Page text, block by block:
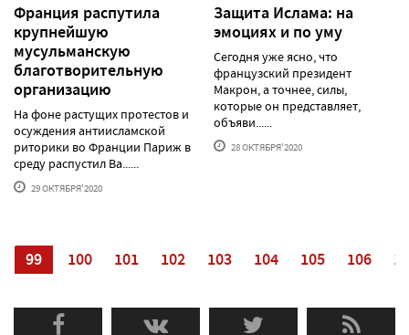
Франция распутила
крупнейшую
мусульманскую
благотворительную
организацию
На фоне растущих протестов и
осуждения антиисламской
риторики во Франции Париж в
среду распустил Ba......
29 ОКТЯБРЯ'2020
Защита Ислама: на
эмоциях и по уму
Сегодня уже ясно, что
французский президент
Макрон, а точнее, силы,
которые он представляет,
объяви......
28 ОКТЯБРЯ'2020
99 100 101 102 103 104 105 106